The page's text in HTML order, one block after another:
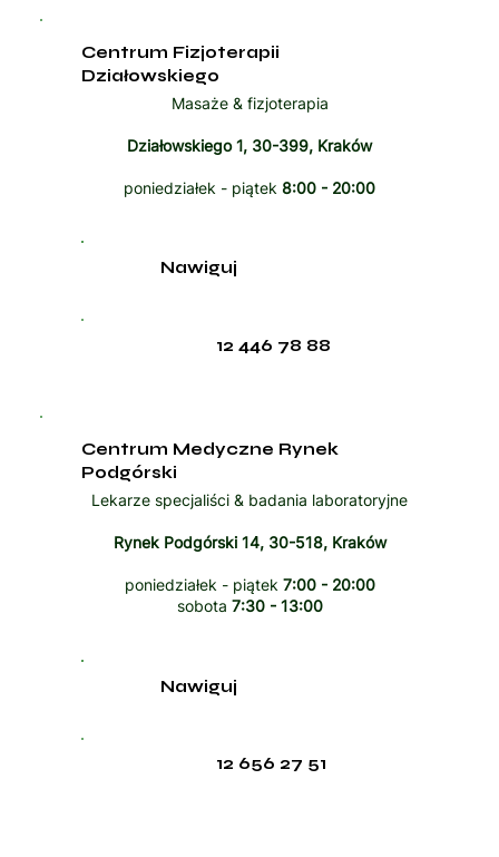
Centrum Fizjoterapii
Działowskiego
Masaże & fizjoterapia
Działowskiego 1, 30-399, Kraków
poniedziałek - piątek 8:00 - 20:00
12 446 78 88
Nawiguj
Centrum Medyczne Rynek
Podgórski
Lekarze specjaliści & badania laboratoryjne
Rynek Podgórski 14, 30-518, Kraków
poniedziałek - piątek 7:00 - 20:00
sobota 7:30 - 13:00
12 656 27 51
Nawiguj